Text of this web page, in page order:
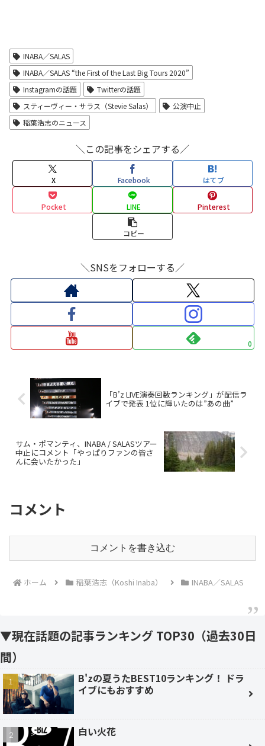
INABA／SALAS
INABA／SALAS “the First of the Last Big Tours 2020”
Instagramの話題
Twitterの話題
スティーヴィー・サラス（Stevie Salas）
公演中止
稲葉浩志のニュース
＼この記事をシェアする／
X Facebook はてブ
Pocket LINE Pinterest
コピー
＼SNSをフォローする／
0
「B’z LIVE演奏回数ランキング」が配信ラ
イブで発表 1位に輝いたのは”あの曲”
サム・ポマンティ、INABA / SALASツアー
中止にコメント「やっぱりファンの皆さ
んに会いたかった」
コメント
コメントを書き込む
ホーム 稲葉浩志（Koshi Inaba） INABA／SALAS
▼現在話題の記事ランキング TOP30（過去30日
間）
B'zの夏うたBEST10ランキング！ ドラ
イブにもおすすめ
白い火花